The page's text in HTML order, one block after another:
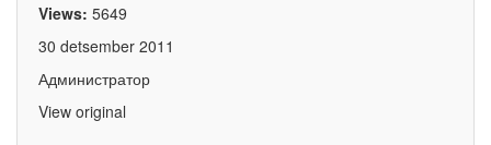
Views: 5649
30 detsember 2011
Администратор
View original